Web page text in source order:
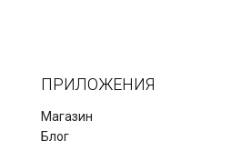
ПРИЛОЖЕНИЯ
Магазин
Блог